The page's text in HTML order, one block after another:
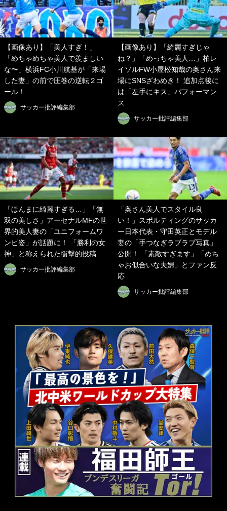
【画像あり】「美人すぎ！」
「めちゃめちゃ美人で羨ましい
な〜」横浜FC小川航基が「来場
した妻」の前で圧巻の逆転２ゴ
ール！
サッカー批評編集部
【画像あり】「綺麗すぎじゃ
ね？」「めっちゃ美人…」柏レ
イソルFW小屋松知哉の奥さん来
場にSNSざわめき！ 追加点後に
は「左手にキス」パフォーマン
ス
サッカー批評編集部
「ほんまに綺麗すぎる…」「無
双の美しさ」アーセナルMFの世
界的美人妻の「ユニフォームワ
ンピ姿」が話題に！ 「勝利の女
神」と称えられた衝撃的投稿
サッカー批評編集部
「奥さん美人でスタイル良
い！」スポルティングのサッカ
ー日本代表・守田英正とモデル
妻の「手つなぎラブラブ写真」
公開！ 「素敵すぎます」「めち
ゃお似合いな夫婦」とファン反
応
サッカー批評編集部